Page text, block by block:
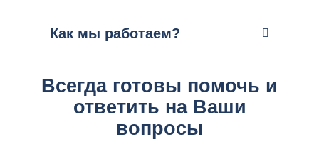
Как мы работаем?
Всегда готовы помочь и
ответить на Ваши
вопросы